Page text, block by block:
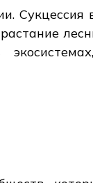
Сукцессия